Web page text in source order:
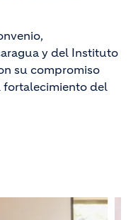
y del Instituto
su compromiso
fortalecimiento del